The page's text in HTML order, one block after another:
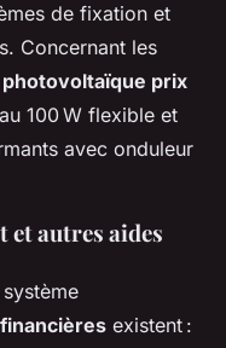
de fixation et
Concernant les
photovoltaïque prix
100 W flexible et
avec onduleur
et autres aides
existent :